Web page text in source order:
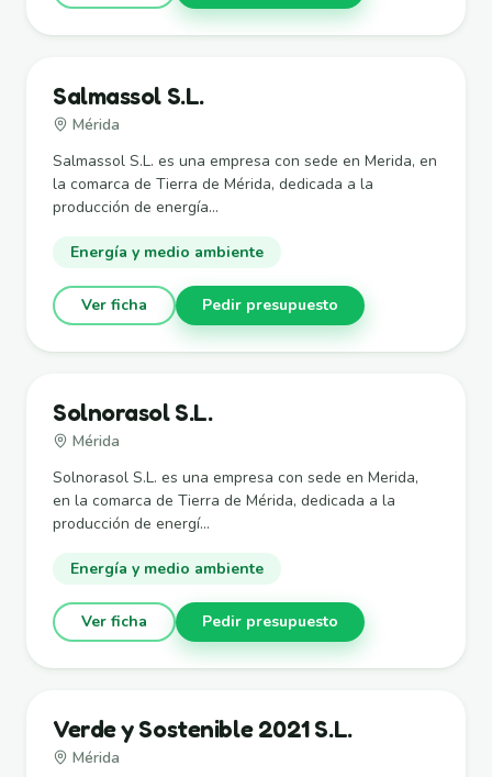
Salmassol S.L.
Mérida
Salmassol S.L. es una empresa con sede en Merida, en
la comarca de Tierra de Mérida, dedicada a la
producción de energía...
Energía y medio ambiente
Ver ficha Pedir presupuesto
Solnorasol S.L.
Mérida
Solnorasol S.L. es una empresa con sede en Merida,
en la comarca de Tierra de Mérida, dedicada a la
producción de energí...
Energía y medio ambiente
Ver ficha Pedir presupuesto
Verde y Sostenible 2021 S.L.
Mérida